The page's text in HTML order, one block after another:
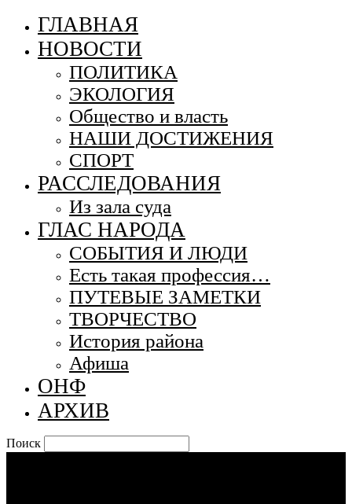
ГЛАВНАЯ
НОВОСТИ
ПОЛИТИКА
ЭКОЛОГИЯ
Общество и власть
НАШИ ДОСТИЖЕНИЯ
СПОРТ
РАССЛЕДОВАНИЯ
Из зала суда
ГЛАС НАРОДА
СОБЫТИЯ И ЛЮДИ
Есть такая профессия…
ПУТЕВЫЕ ЗАМЕТКИ
ТВОРЧЕСТВО
История района
Афиша
ОНФ
АРХИВ
Поиск